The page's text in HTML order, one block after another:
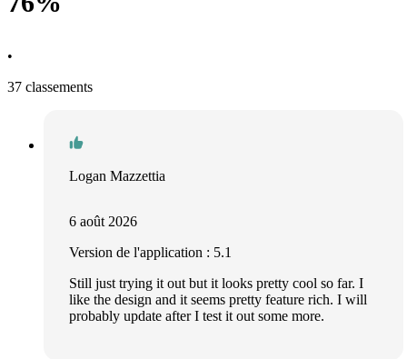
•
37 classements
Logan Mazzettia
6 août 2026
Version de l'application : 5.1
Still just trying it out but it looks pretty cool so far. I
like the design and it seems pretty feature rich. I will
probably update after I test it out some more.